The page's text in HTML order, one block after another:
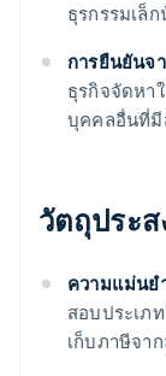
ธุรกรรมเล็ก
การยืนยันจ
ธุรกิจจัดหา
บุคคลอื่นที่มี
วัตถุประ
ความแม่นยํ
สอบประเภ
เก็บภาษีจา